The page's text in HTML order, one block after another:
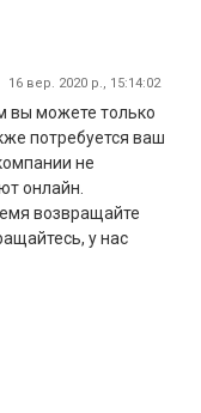
16 вер. 2020 р., 15:14:02
вы можете только
потребуется ваш
не
онлайн.
возвращайте
у нас